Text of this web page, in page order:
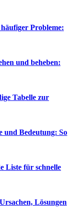
Probleme:
und beheben:
Tabelle zur
und Bedeutung: So
Liste für schnelle
Lösungen